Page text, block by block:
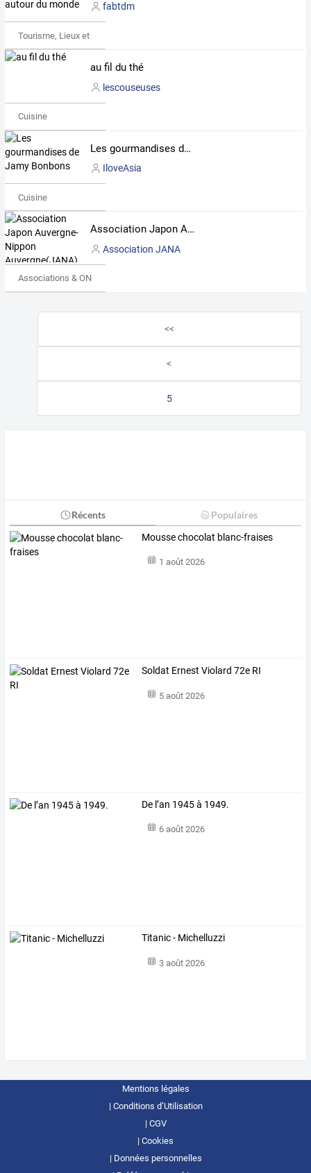
fabtdm
Tourisme, Lieux et Événements
au fil du thé
lescouseuses
Cuisine
Les gourmandises de Jamy Bonbons
IloveAsia
Cuisine
Association Japon Auvergne-Nippon Auvergne(JANA)
Association JANA
Associations & ONG
<<
<
5
Récents Populaires
Mousse chocolat blanc-fraises
1 août 2026
Soldat Ernest Violard 72e RI
5 août 2026
De l’an 1945 à 1949.
6 août 2026
Titanic - Michelluzzi
3 août 2026
Mentions légales
Conditions d’Utilisation
CGV
Cookies
Données personnelles